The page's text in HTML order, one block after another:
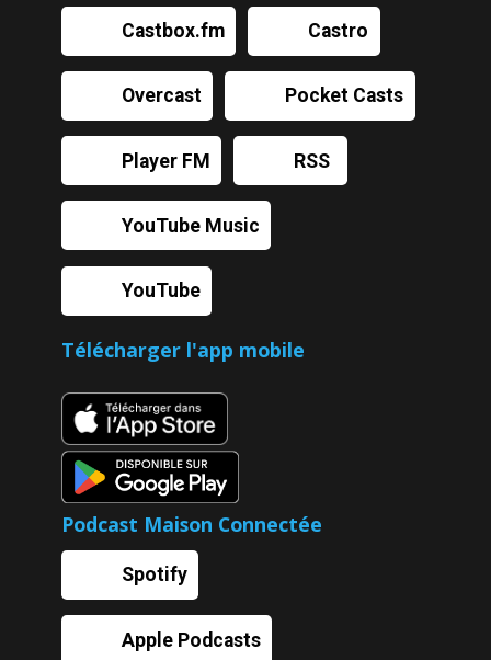
Castbox.fm Castro
Overcast Pocket Casts
Player FM RSS
YouTube Music
YouTube
Télécharger l'app mobile
Podcast Maison Connectée
Spotify
Apple Podcasts